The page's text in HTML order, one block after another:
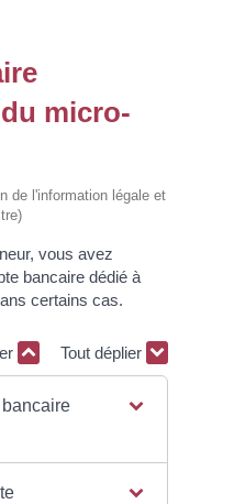
micro-
de l'information légale et
vous avez
bancaire dédié à
certains cas.
Tout déplier